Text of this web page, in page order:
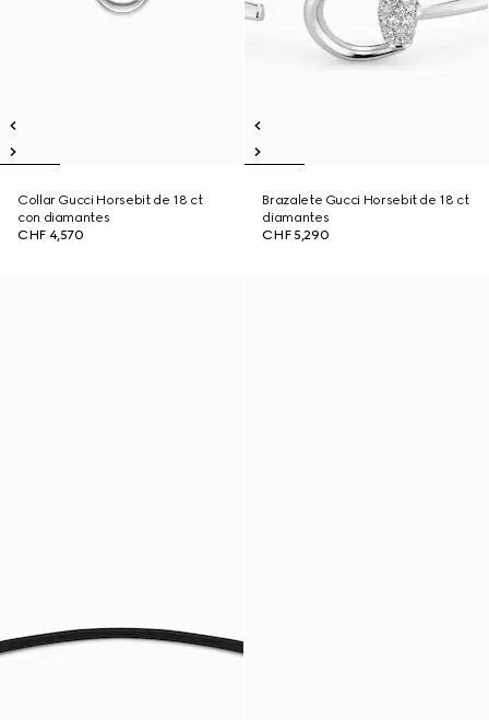
Collar Gucci Horsebit de 18 ct
con diamantes
CHF 4,570
Brazalete Gucci Horsebit de 18 ct
diamantes
CHF 5,290